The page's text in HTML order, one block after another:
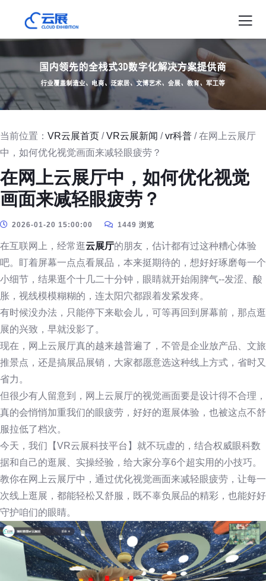
当前位置： VR云展首页 /VR云展新闻 /vr科普 / 在网上云展厅
中，如何优化视觉画面来减轻眼疲劳？
在网上云展厅中，如何优化视觉
画面来减轻眼疲劳？
2026-01-20 15:00:00 1449 浏览
在互联网上，经常逛云展厅的朋友，估计都有过这种糟心体验
吧。盯着屏幕一点点看展品，本来挺期待的，想好好琢磨每一个
小细节，结果逛个十几二十分钟，眼睛就开始闹脾气--发涩、酸
胀，视线模模糊糊的，连太阳穴都跟着发紧发疼。
有时候没办法，只能停下来歇会儿，可等再回到屏幕前，那点逛
展的兴致，早就没影了。
现在，网上云展厅真的越来越普遍了，不管是企业放产品、文旅
推景点，还是搞展品展销，大家都愿意选这种线上方式，省时又
省力。
但很少有人留意到，网上云展厅的视觉画面要是设计得不合理，
真的会悄悄加重我们的眼疲劳，好好的逛展体验，也被这点不舒
服拉低了档次。
今天，我们【VR云展科技平台】就不玩虚的，结合权威眼科数
据和自己的逛展、实操经验，给大家分享6个超实用的小技巧。
教你在网上云展厅中，通过优化视觉画面来减轻眼疲劳，让每一
次线上逛展，都能轻松又舒服，既不辜负展品的精彩，也能好好
守护咱们的眼睛。